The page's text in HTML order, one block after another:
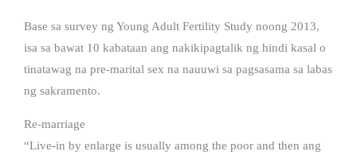
Base sa survey ng Young Adult Fertility Study noong 2013,
isa sa bawat 10 kabataan ang nakikipagtalik ng hindi kasal o
tinatawag na pre-marital sex na nauuwi sa pagsasama sa labas
ng sakramento.
Re-marriage
“Live-in by enlarge is usually among the poor and then ang